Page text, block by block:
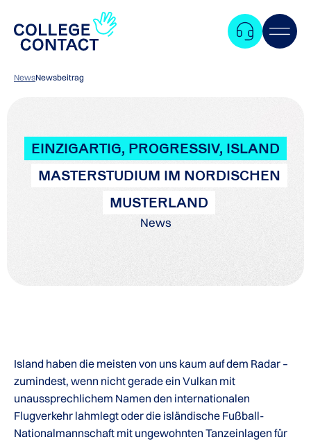
NewsNewsbeitrag
EINZIGARTIG, PROGRESSIV, ISLAND
MASTERSTUDIUM IM NORDISCHEN
MUSTERLAND
News
Island haben die meisten von uns kaum auf dem Radar –
zumindest, wenn nicht gerade ein Vulkan mit
unaussprechlichem Namen den internationalen
Flugverkehr lahmlegt oder die isländische Fußball-
Nationalmannschaft mit ungewohnten Tanzeinlagen für